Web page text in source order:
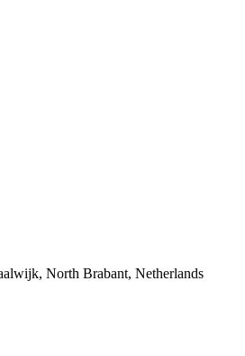
North Brabant, Netherlands